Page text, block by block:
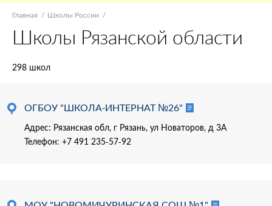
Главная Школы России
Школы Рязанской области
298 школ
ОГБОУ "ШКОЛА-ИНТЕРНАТ №26"
Адрес: Рязанская обл, г Рязань, ул Новаторов, д 3А
Телефон: +7 491 235-57-92